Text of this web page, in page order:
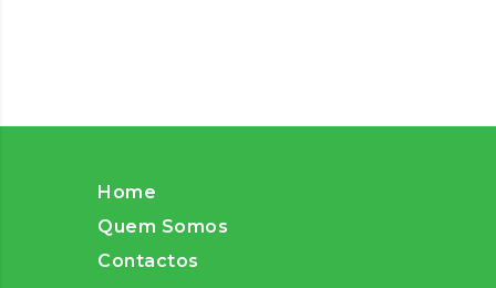
Home
Quem Somos
Contactos